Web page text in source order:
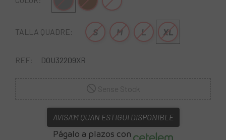
TALLA QUADRE: S M L XL
REF: DOU32209XR
AVISA'M QUAN ESTIGUI DISPONIBLE
Págalo a plazos con